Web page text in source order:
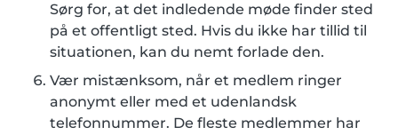
Sørg for, at det indledende møde finder sted
på et offentligt sted. Hvis du ikke har tillid til
situationen, kan du nemt forlade den.
Vær mistænksom, når et medlem ringer
anonymt eller med et udenlandsk
telefonnummer. De fleste medlemmer har